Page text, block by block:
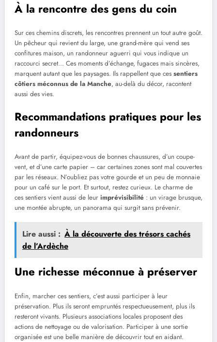
À la rencontre des gens du coin
Sur ces chemins discrets, les rencontres prennent un tout autre goût.
Un pêcheur qui revient du large, une grand-mère qui vend ses
confitures maison, un randonneur aguerri qui vous indique un
raccourci secret… Ces moments d’échange, fugaces mais sincères,
marquent autant que les paysages. Ils rappellent que ces sentiers
côtiers méconnus de la Manche, au-delà du décor, racontent
aussi des vies.
Recommandations pratiques pour les
randonneurs
Avant de partir, équipez-vous de bonnes chaussures, d’un coupe-
vent, et d’une carte papier – car certaines zones sont mal couvertes
par les réseaux. N’oubliez pas votre gourde et un peu de monnaie
pour un café sur le port. Et surtout, restez curieux. Le charme de
ces sentiers vient aussi de leur imprévisibilité : un virage brusque,
une montée abrupte, un panorama qui surgit sans prévenir.
Lire aussi : À la découverte des trésors cachés
de l’Ardèche
Une richesse méconnue à préserver
Enfin, marcher ces sentiers, c’est aussi participer à leur
préservation. Plus ils seront empruntés respectueusement, plus ils
resteront vivants. Plusieurs associations locales proposent des
actions de nettoyage ou de valorisation. Participer à une sortie
organisée est une belle manière de découvrir tout en aidant.